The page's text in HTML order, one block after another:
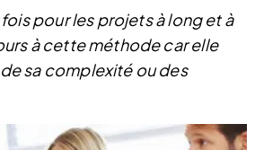
pour les projets à long et à
à cette méthode car elle
sa complexité ou des